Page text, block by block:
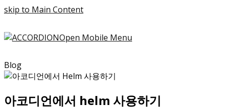
skip to Main Content
Open Mobile Menu
Blog
아코디언에서 helm 사용하기